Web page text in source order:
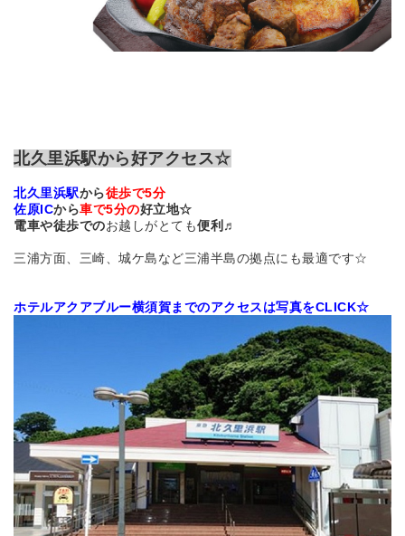
北久里浜駅から好アクセス☆
北久里浜駅から徒歩で5分
佐原ICから車で5分の好立地☆
電車や徒歩でのお越しがとても便利♬
三浦方面、三崎、城ケ島など三浦半島の拠点にも最適です☆
ホテルアクアブルー横須賀までのアクセスは写真をCLICK☆